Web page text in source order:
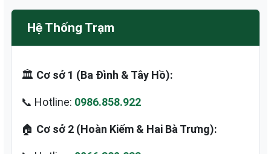
Hệ Thống Trạm
🏛️ Cơ sở 1 (Ba Đình & Tây Hồ):
📞 Hotline: 0986.858.922
🏠 Cơ sở 2 (Hoàn Kiếm & Hai Bà Trưng):